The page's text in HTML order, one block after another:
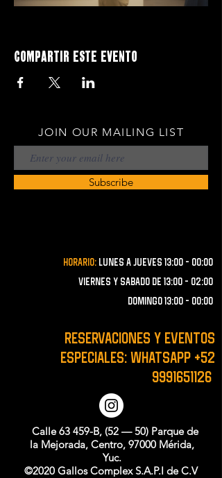
Compartir este evento
JOIN OUR MAILING LIST
Subscribe
Horario: lunes a JUEVES 13:00 - 00:00
VIERNES Y SABADO de 13:00 - 02:00
domingo 13:00 - 00:00
RESERVACIONES y EVENTOS
ESPECIALES: WHATSAPP +52
9991651126
Calle 63 459-B, (52 — 50) Parque de
la Mejorada, Centro, 97000 Mérida,
Yuc.
©2020 Gallos Complex S.A.P.I de C.V